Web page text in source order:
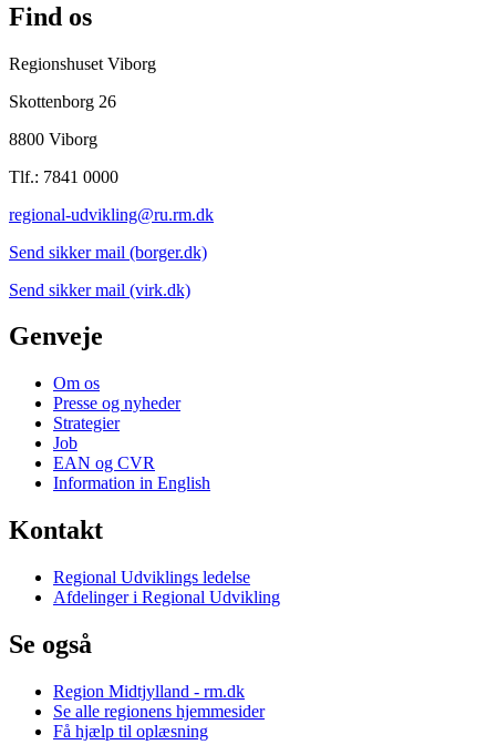
Find os
Regionshuset Viborg
Skottenborg 26
8800 Viborg
Tlf.: 7841 0000
regional-udvikling@ru.rm.dk
Send sikker mail (borger.dk)
Send sikker mail (virk.dk)
Genveje
Om os
Presse og nyheder
Strategier
Job
EAN og CVR
Information in English
Kontakt
Regional Udviklings ledelse
Afdelinger i Regional Udvikling
Se også
Region Midtjylland - rm.dk
Se alle regionens hjemmesider
Få hjælp til oplæsning